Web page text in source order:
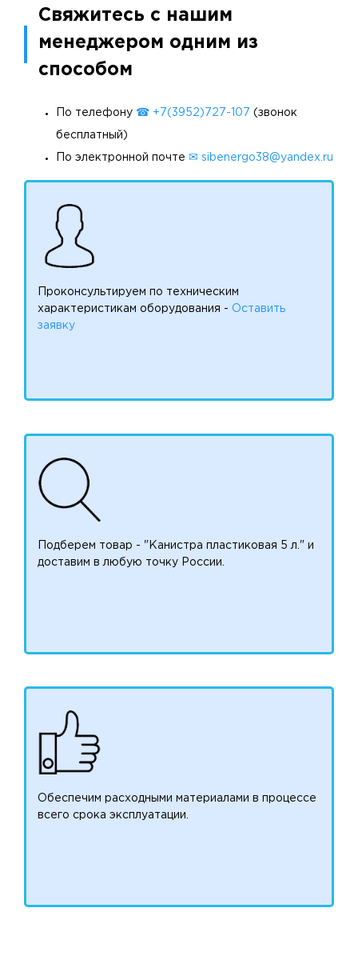
Свяжитесь с нашим
менеджером одним из
способом
По телефону ☎ +7(3952)727-107 (звонок
бесплатный)
По электронной почте ✉ sibenergo38@yandex.ru
Проконсультируем по техническим
характеристикам оборудования - Оставить
заявку
Подберем товар - "Канистра пластиковая 5 л." и
доставим в любую точку России.
Обеспечим расходными материалами в процессе
всего срока эксплуатации.